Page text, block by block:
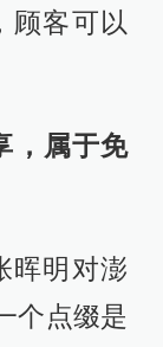
顾客可以
，属于免
晖明对澎
个点缀是